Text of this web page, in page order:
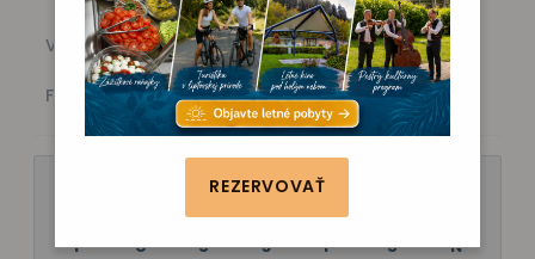
REZERVOVAŤ
Všetky akcie Kino Vystúpenie Zábava
Fitness Poznávanie
JÚL 2024
P U S Š P S N